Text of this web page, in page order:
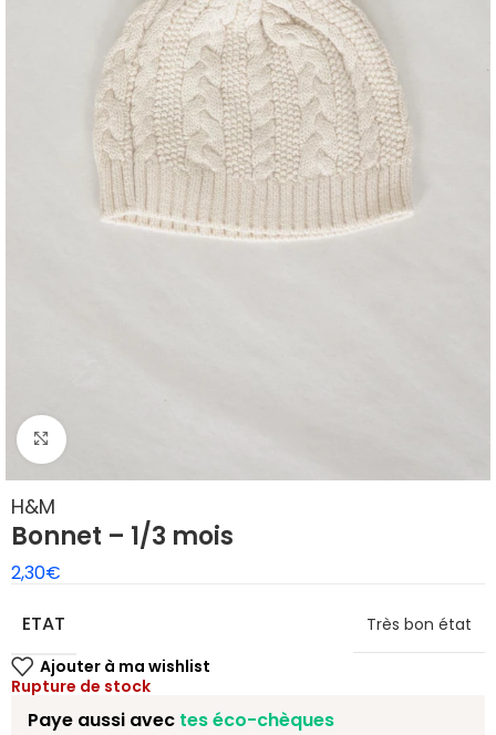
Agrandir
H&M
Bonnet – 1/3 mois
2,30€
ETAT
Très bon état
Rupture de stock
Paye aussi avec tes éco-chèques